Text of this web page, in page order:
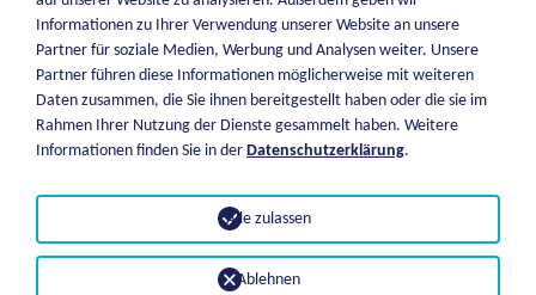
von A - Z
weiblen.
+49 (0)7551 1607
Über mich
Katalog
Versand
Zahlungsarten
Datenschutz
Informationen zu Ihrer Verwendung unserer Website an unsere
Partner für soziale Medien, Werbung und Analysen weiter. Unsere
Partner führen diese Informationen möglicherweise mit weiteren
Daten zusammen, die Sie ihnen bereitgestellt haben oder die sie im
Rahmen Ihrer Nutzung der Dienste gesammelt haben. Weitere
Informationen finden Sie in der Datenschutzerklärung.
Ablehnen
Alle zulassen